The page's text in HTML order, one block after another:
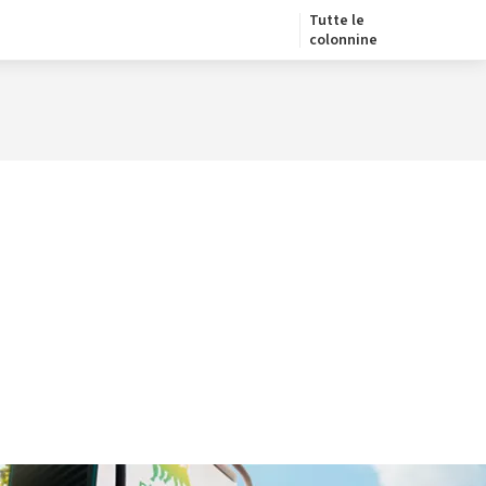
Tutte le
colonnine